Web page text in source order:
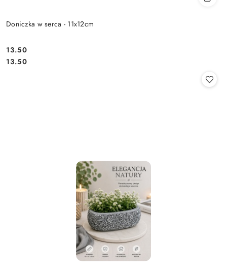
Doniczka w serca - 11x12cm
Cena:
13.50
Cena:
13.50